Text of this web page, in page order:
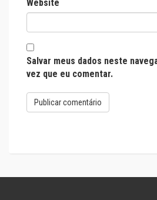
Website
Salvar meus dados neste
vez que eu comentar.